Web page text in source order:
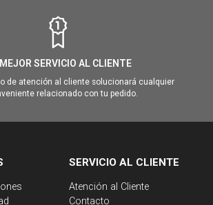
SERVICIO AL CLIENTE
de atención al cliente solucionará cualquier
relacionado con tu pedido.
SERVICIO AL CLIENTE
Atención al Cliente
Contacto